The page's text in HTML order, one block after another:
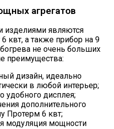
агрегатов
изделиями являются
квт, а также прибор на 9
не очень больших
преимущества:
дизайн, идеально
в любой интерьер;
удобного дисплея;
дополнительного
Протерм 6 квт;
модуляция мощности